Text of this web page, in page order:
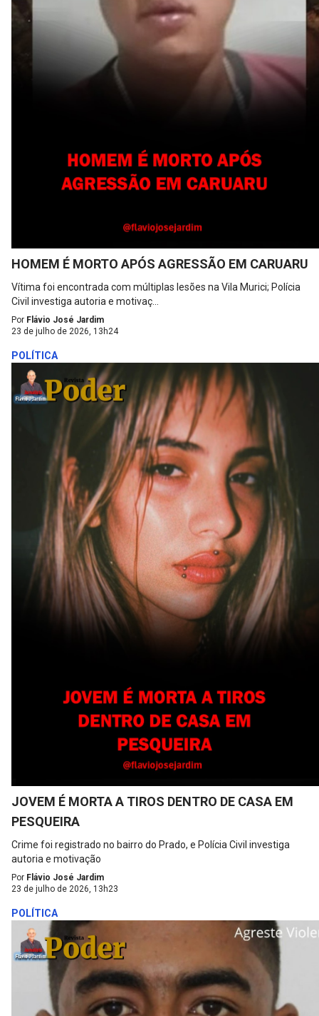
HOMEM É MORTO APÓS AGRESSÃO EM CARUARU
Vítima foi encontrada com múltiplas lesões na Vila Murici; Polícia
Civil investiga autoria e motivaç...
Por Flávio José Jardim
23 de julho de 2026, 13h24
POLÍTICA
JOVEM É MORTA A TIROS DENTRO DE CASA EM
PESQUEIRA
Crime foi registrado no bairro do Prado, e Polícia Civil investiga
autoria e motivação
Por Flávio José Jardim
23 de julho de 2026, 13h23
POLÍTICA